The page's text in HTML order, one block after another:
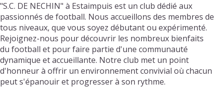
"S.C. DE NECHIN" à Estaimpuis est un club dédié aux
passionnés de football. Nous accueillons des membres de
tous niveaux, que vous soyez débutant ou expérimenté.
Rejoignez-nous pour découvrir les nombreux bienfaits
du football et pour faire partie d'une communauté
dynamique et accueillante. Notre club met un point
d'honneur à offrir un environnement convivial où chacun
peut s'épanouir et progresser à son rythme.